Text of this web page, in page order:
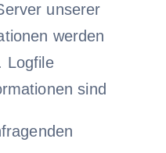
unserer
werden
Logfile
sind